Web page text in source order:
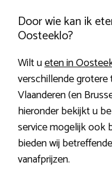
Door wie kan ik
Oosteeklo?
Wilt ueten in
verschillende
Vlaanderen (en
hieronder bekijkt u
service mogelijk ook
bieden wij
vanafprijzen.